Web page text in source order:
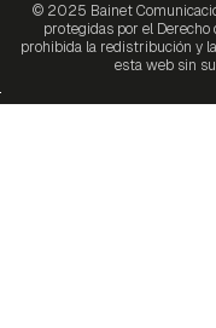
© 2025 Bainet
protegidas por el Derecho
prohibida la redistribución y
esta web sin